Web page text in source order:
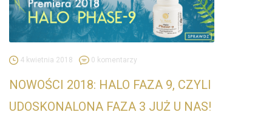
4 kwietnia 2018 0 komentarzy
NOWOŚCI 2018: HALO FAZA 9, CZYLI
UDOSKONALONA FAZA 3 JUŻ U NAS!